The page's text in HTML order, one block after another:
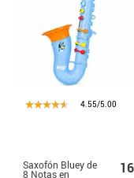
4.55/5.00
Saxofón Bluey de
8 Notas en